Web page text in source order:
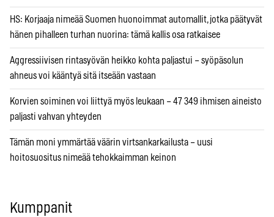
HS: Korjaaja nimeää Suomen huonoimmat automallit, jotka päätyvät
hänen pihalleen turhan nuorina: tämä kallis osa ratkaisee
Aggressiivisen rintasyövän heikko kohta paljastui – syöpäsolun
ahneus voi kääntyä sitä itseään vastaan
Korvien soiminen voi liittyä myös leukaan – 47 349 ihmisen aineisto
paljasti vahvan yhteyden
Tämän moni ymmärtää väärin virtsankarkailusta – uusi
hoitosuositus nimeää tehokkaimman keinon
Kumppanit